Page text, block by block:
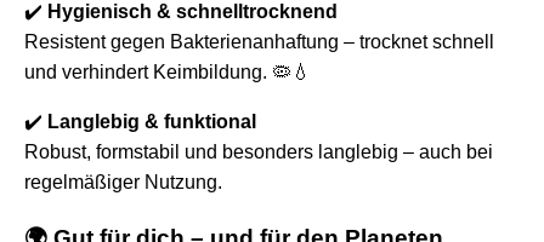
✔️ Hygienisch & schnelltrocknend
Resistent gegen Bakterienanhaftung – trocknet schnell
und verhindert Keimbildung. 🦠💧
✔️ Langlebig & funktional
Robust, formstabil und besonders langlebig – auch bei
regelmäßiger Nutzung.